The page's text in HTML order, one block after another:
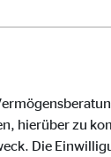
hierüber zu
Die